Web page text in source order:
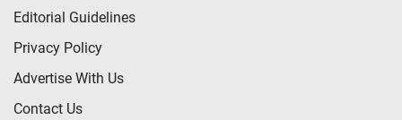
Editorial Guidelines
Privacy Policy
Advertise With Us
Contact Us